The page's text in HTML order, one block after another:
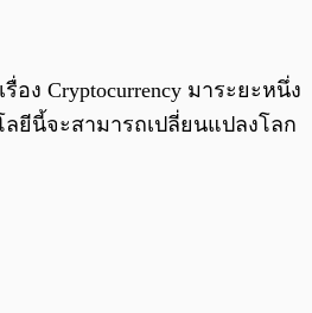
อง Cryptocurrency มาระยะหนึ่ง
ลยีนี้จะสามารถเปลี่ยนแปลงโลก